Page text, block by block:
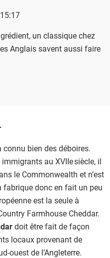
un classique chez
Anglais savent aussi faire
un ami
bien des déboires.
au XVIIe siècle, il
le Commonwealth et n’est
fabrique donc en fait un peu
est la seule à
Farmhouse Cheddar.
doit être fait de façon
locaux provenant de
ouest de l’Angleterre.